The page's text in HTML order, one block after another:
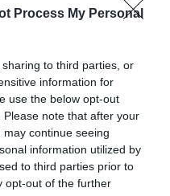
Process My Personal
to third parties, or
information for
use the below opt-out
note that after your
continue seeing
information utilized by
to third parties prior to
opt-out of the further